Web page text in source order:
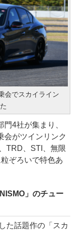
会でスカイライン
4社が集まり、
会がツインリンク
TRD、STI、無限
ぞろいで特色あ
」のチュー
た話題作の「スカ